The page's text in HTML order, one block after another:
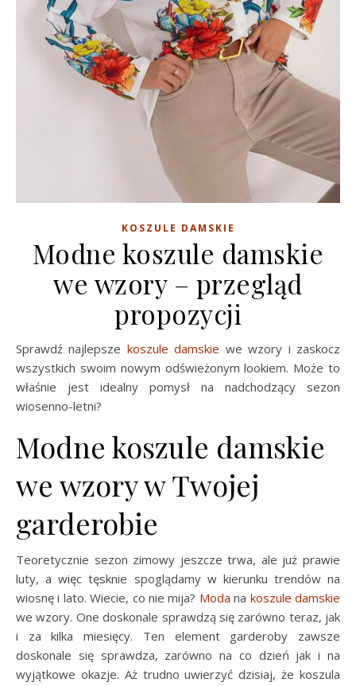
KOSZULE DAMSKIE
Modne koszule damskie
we wzory – przegląd
propozycji
Sprawdź najlepsze koszule damskie we wzory i zaskocz
wszystkich swoim nowym odświeżonym lookiem. Może to
właśnie jest idealny pomysł na nadchodzący sezon
wiosenno-letni?
Modne koszule damskie
we wzory w Twojej
garderobie
Teoretycznie sezon zimowy jeszcze trwa, ale już prawie
luty, a więc tęsknie spoglądamy w kierunku trendów na
wiosnę i lato. Wiecie, co nie mija? Moda na koszule damskie
we wzory. One doskonale sprawdzą się zarówno teraz, jak
i za kilka miesięcy. Ten element garderoby zawsze
doskonale się sprawdza, zarówno na co dzień jak i na
wyjątkowe okazje. Aż trudno uwierzyć dzisiaj, że koszula